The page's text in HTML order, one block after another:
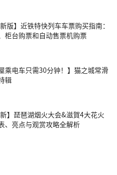
新版】近铁特快列车车票购买指南：
柜台购票和自动售票机购票
乘电车只需30分钟！】猫之城常滑
辑
新】琵琶湖烟火大会&滋賀4大花火
、亮点与观赏攻略全解析